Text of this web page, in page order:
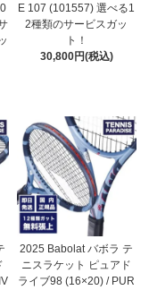
E 107 (101557) 選べる1
2種類のサービスガッ
ト！
30,800円(税込)
2025 Babolat バボラ テ
ニスラケット ピュアド
ライブ98 (16×20) / PUR